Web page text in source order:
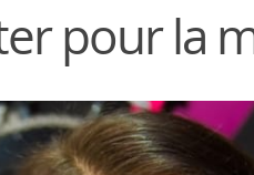
pour la